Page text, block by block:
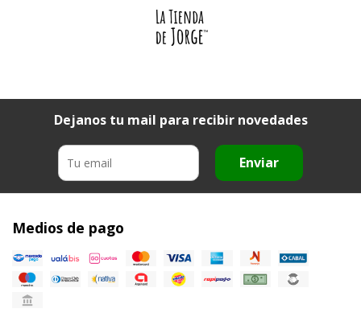
Dejanos tu mail para recibir novedades
Enviar
Medios de pago